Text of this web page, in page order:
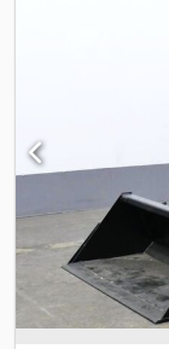
3 558 mm, tippvikt:
DÖRR, skjutbara
belysning (bak),
komfortstol, last-
TERRÄNGDÄCK
ca 3 172 mm (utan
höjd: ca 1 976
tillkommer
TRANSPORT
ENDAST